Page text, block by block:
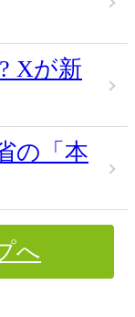
Xが新
の「本
へ